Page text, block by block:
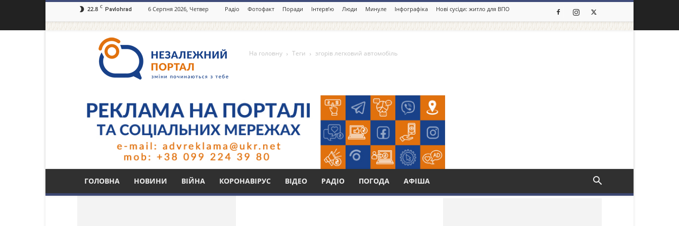
22.8 C Pavlohrad 6 Серпня 2026, Четвер Радіо Фотофакт Поради Інтерв’ю Люди Минуле Інфографіка Нові сусіди: житло для ВПО
портал
Павлоград.dp.ua
ГОЛОВНА НОВИНИ ВІЙНА КОРОНАВІРУС ВІДЕО РАДІО ПОГОДА АФІША
На головну Теги згорів легковий автомобіль
Тег: згорів легковий автомобіль